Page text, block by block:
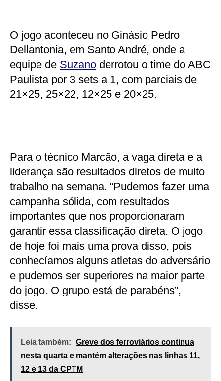
O jogo aconteceu no Ginásio Pedro
Dellantonia, em Santo André, onde a
equipe de Suzano derrotou o time do ABC
Paulista por 3 sets a 1, com parciais de
21×25, 25×22, 12×25 e 20×25.
Para o técnico Marcão, a vaga direta e a
liderança são resultados diretos de muito
trabalho na semana. “Pudemos fazer uma
campanha sólida, com resultados
importantes que nos proporcionaram
garantir essa classificação direta. O jogo
de hoje foi mais uma prova disso, pois
conhecíamos alguns atletas do adversário
e pudemos ser superiores na maior parte
do jogo. O grupo está de parabéns”,
disse.
Leia também:
Greve dos ferroviários continua
nesta quarta e mantém alterações nas linhas 11,
12 e 13 da CPTM